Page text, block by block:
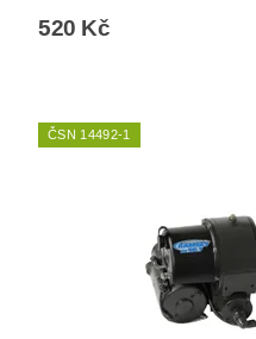
520 Kč
ČSN 14492-1